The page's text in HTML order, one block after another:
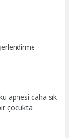
apnesi daha sık
çocukta